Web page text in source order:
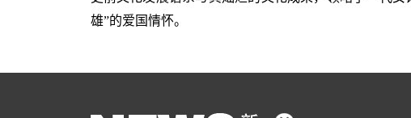
雄”的爱国情怀。